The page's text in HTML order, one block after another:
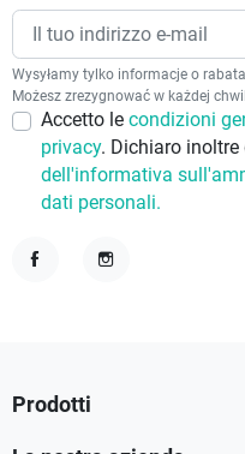
Wysyłamy tylko informacje o
Możesz zrezygnować w każdej
Accetto le condizioni
privacy. Dichiaro inoltre
dell'informativa
dati personali.
Prodotti